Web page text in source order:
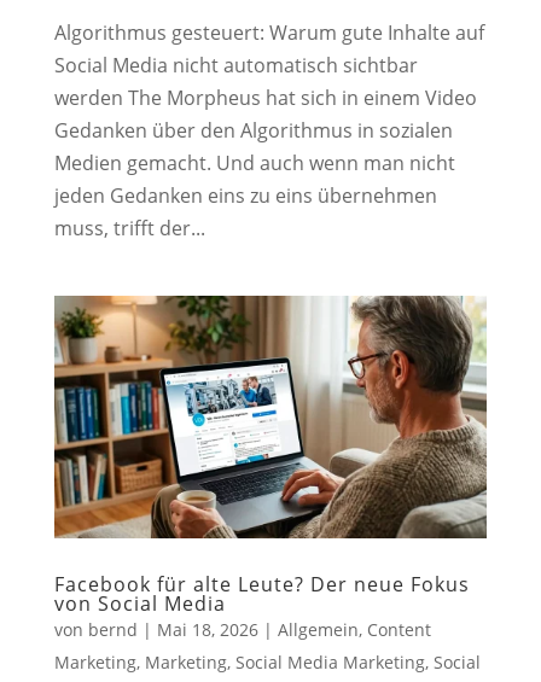
Algorithmus gesteuert: Warum gute Inhalte auf
Social Media nicht automatisch sichtbar
werden The Morpheus hat sich in einem Video
Gedanken über den Algorithmus in sozialen
Medien gemacht. Und auch wenn man nicht
jeden Gedanken eins zu eins übernehmen
muss, trifft der...
Facebook für alte Leute? Der neue Fokus
von Social Media
von bernd | Mai 18, 2026| Allgemein, Content
Marketing, Marketing, Social Media Marketing, Social